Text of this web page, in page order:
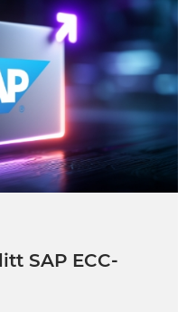
SAP ECC-